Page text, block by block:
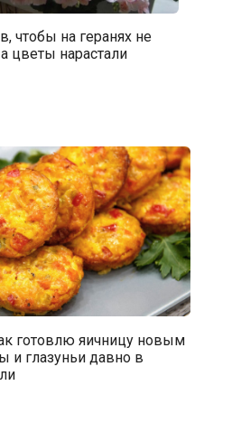
чтобы на геранях не
цветы нарастали
готовлю яичницу новым
и глазуньи давно в